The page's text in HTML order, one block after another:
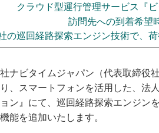
クラウド型運行管理サービス『
訪問先への到着希望
の巡回経路探索エンジン技術で、
ナビタイムジャパン（代表取締役
り、スマートフォンを活用した、
ン』にて、巡回経路探索エンジン
能を追加いたします。